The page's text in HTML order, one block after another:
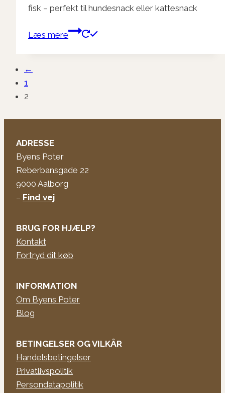
fisk – perfekt til hundesnack eller kattesnack
Læs mere
←
1
2
ADRESSE
Byens Poter
Reberbansgade 22
9000 Aalborg
– Find vej
BRUG FOR HJÆLP?
Kontakt
Fortryd dit køb
INFORMATION
Om Byens Poter
Blog
BETINGELSER OG VILKÅR
Handelsbetingelser
Privatlivspolitik
Persondatapolitik